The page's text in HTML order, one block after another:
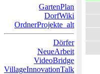
GartenPlan
DorfWiki
OrdnerProjekte_alt
Dörfer
NeueArbeit
VideoBridge
VillageInnovationTalk